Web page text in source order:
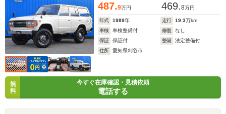
487.9万円 469.8万円
年式 1989年 走行 19.3万km
車検
車検整備付 修復
なし
保証
保証付 整備
法定整備付
住所
愛知県刈谷市
無
料
今すぐ在庫確認・見積依頼
電話する